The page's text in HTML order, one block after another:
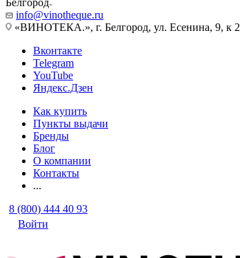
Белгород
info@vinotheque.ru
«ВИНОТЕКА.», г. Белгород, ул. Есенина, 9, к 2
Вконтакте
Telegram
YouTube
Яндекс.Дзен
Как купить
Пункты выдачи
Бренды
Блог
О компании
Контакты
...
8 (800) 444 40 93
Войти